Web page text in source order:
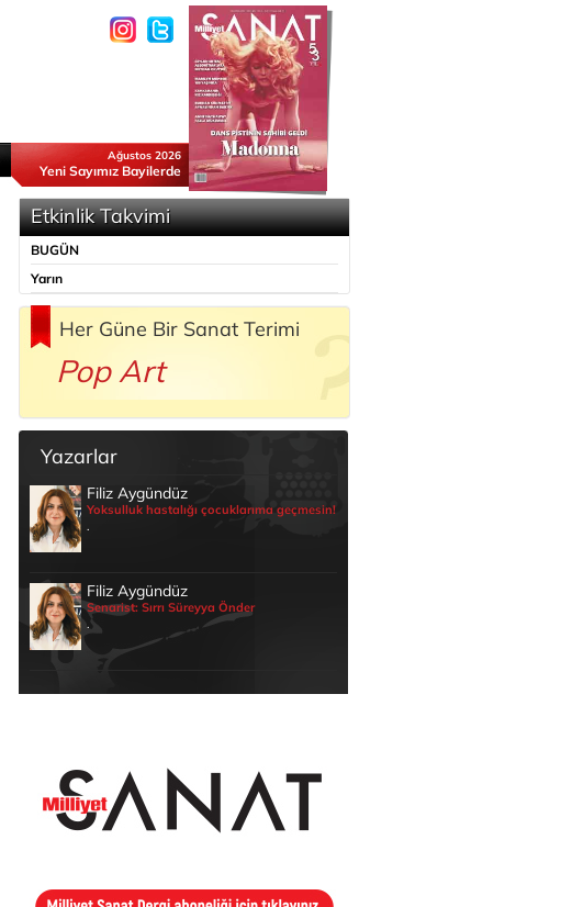
Ağustos 2026
Yeni Sayımız Bayilerde
Etkinlik Takvimi
BUGÜN
Yarın
Her Güne Bir Sanat Terimi
Pop Art
Yazarlar
Filiz Aygündüz
Yoksulluk hastalığı çocuklarıma geçmesin!
.
Filiz Aygündüz
Senarist: Sırrı Süreyya Önder
.